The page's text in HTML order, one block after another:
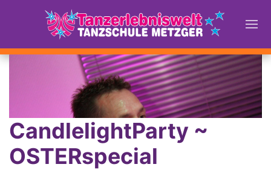
CandlelightParty ~
OSTERspecial